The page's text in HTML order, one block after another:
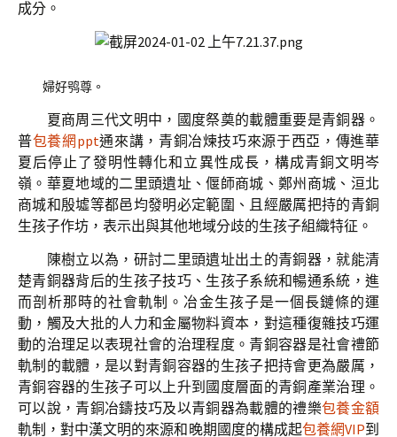
成分。
婦好鸮尊。
夏商周三代文明中，國度祭奠的載體重要是青銅器。
普包養網ppt通來講，青銅冶煉技巧來源于西亞，傳進華
夏后停止了發明性轉化和立異性成長，構成青銅文明岑
嶺。華夏地域的二里頭遺址、偃師商城、鄭州商城、洹北
商城和殷墟等都邑均發明必定範圍、且經嚴厲把持的青銅
生孩子作坊，表示出與其他地域分歧的生孩子組織特征。
陳樹立以為，研討二里頭遺址出土的青銅器，就能清
楚青銅器背后的生孩子技巧、生孩子系統和暢通系統，進
而剖析那時的社會軌制。冶金生孩子是一個長鏈條的運
動，觸及大批的人力和金屬物料資本，對這種復雜技巧運
動的治理足以表現社會的治理程度。青銅容器是社會禮節
軌制的載體，是以對青銅容器的生孩子把持會更為嚴厲，
青銅容器的生孩子可以上升到國度層面的青銅產業治理。
可以說，青銅冶鑄技巧及以青銅器為載體的禮樂包養金額
軌制，對中漢文明的來源和晚期國度的構成起包養網VIP到